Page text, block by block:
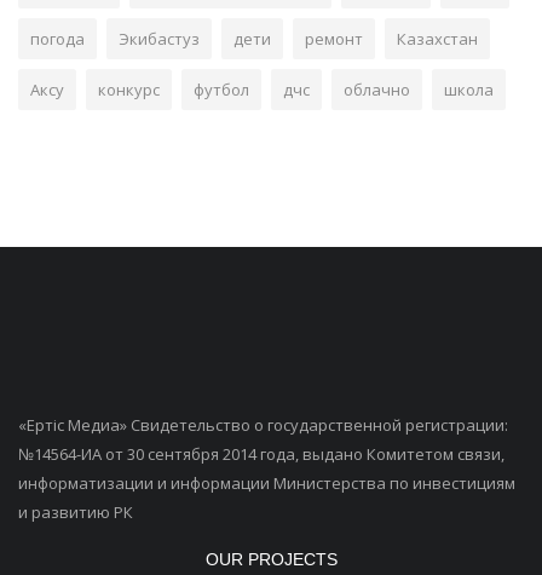
погода Экибастуз дети ремонт Казахстан
Аксу конкурс футбол дчс облачно школа
«Ертiс Медиа» Свидетельство о государственной регистрации:
№14564-ИА от 30 сентября 2014 года, выдано Комитетом связи,
информатизации и информации Министерства по инвестициям
и развитию РК
OUR PROJECTS